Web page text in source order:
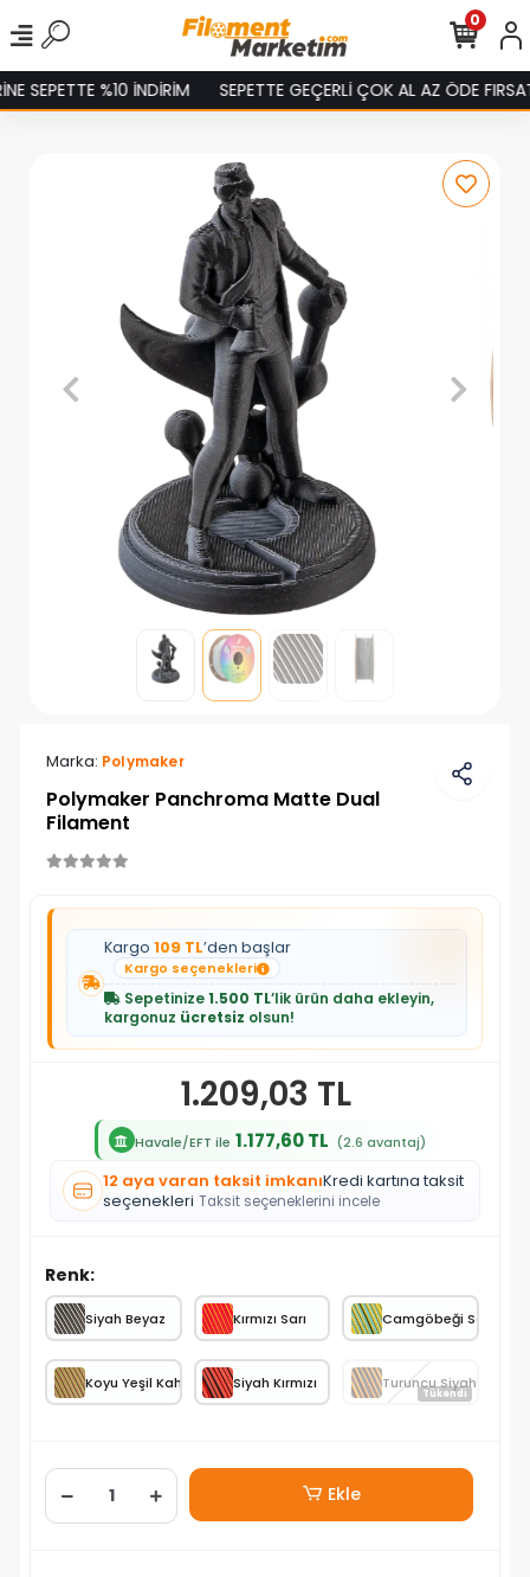
%10 İNDİRİM SEPETTE GEÇERLİ ÇOK AL AZ ÖDE
0
Marka: Polymaker
Polymaker Panchroma Matte Dual
Filament
Kargo 109 TL’den başlar
Kargo seçenekleri
Sepetinize1.500 TL’lik ürün daha ekleyin,
kargonuz ücretsiz olsun!
1.209,03 TL
Havale/EFT ile 1.177,60 TL (2.6 avantaj)
12 aya varan taksit imkanıKredi kartına taksit
seçenekleri Taksit seçeneklerini incele
Renk:
Siyah Beyaz Kırmızı Sarı Camgöbeği Sarı
Koyu Yeşil KahverengiSiyah Kırmızı Turuncu Siyah
Tükendi
Ekle